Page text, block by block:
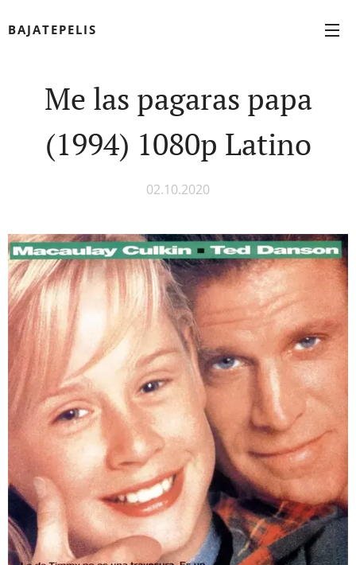
BAJATEPELIS
Me las pagaras papa
(1994) 1080p Latino
02.10.2020